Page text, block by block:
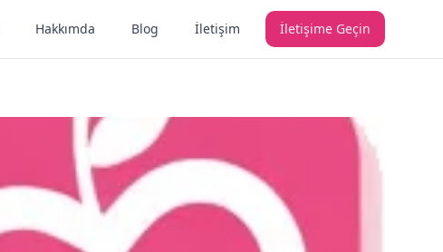
Hakkımda Blog İletişim İletişime Geçin